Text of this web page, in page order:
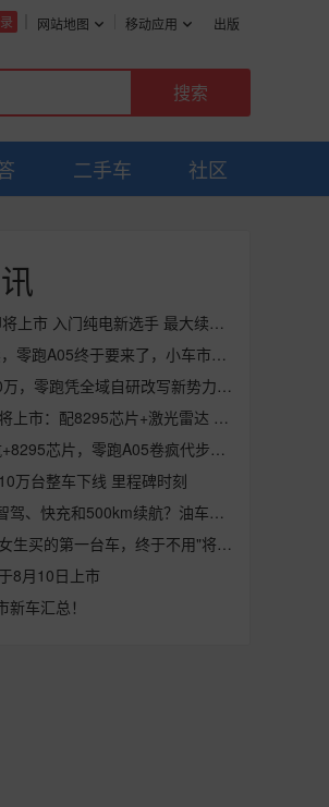
网站地图 移动应用 出版
二手车 社区
零跑 A05即将上市 入门纯电新选手 最大续航510km
三天后开卖，零跑A05终于要来了，小车市场要变天了？
月销突破10万，零跑凭全域自研改写新势力增长天花板
零跑A05即将上市：配8295芯片+激光雷达 卷出新高度
510km续航+8295芯片，零跑A05卷疯代步车市场
万台整车下线 里程碑时刻
6万级也配智驾、快充和500km续航？油车真没活路了！
零跑A05：女生买的第一台车，终于不用"将就"了
8月10日上市
车汇总！